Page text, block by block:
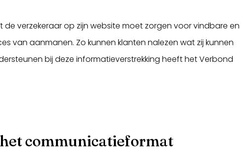
verzekeraar op zijn website moet zorgen voor vindbare en
van aanmanen. Zo kunnen klanten nalezen wat zij kunnen
bij deze informatieverstrekking heeft het Verbond
communicatieformat